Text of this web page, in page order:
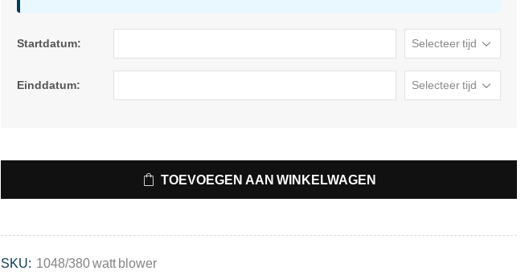
Startdatum:
Einddatum:
TOEVOEGEN AAN WINKELWAGEN
SKU: 1048/380 watt blower